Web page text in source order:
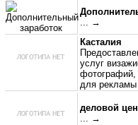
... →
Касталия
услуг
для рекламы
деловой
... →